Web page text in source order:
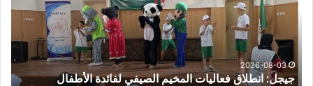
المخيم
لفائدة
الأطفال
المصابين
بطيف
2026-08-03
جيجل: انطلاق فعاليات المخيم الصيفي لفائدة الأطفال